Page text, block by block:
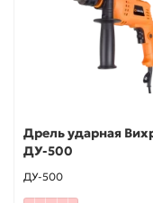
Дрель ударная
ДУ-500
ДУ-500